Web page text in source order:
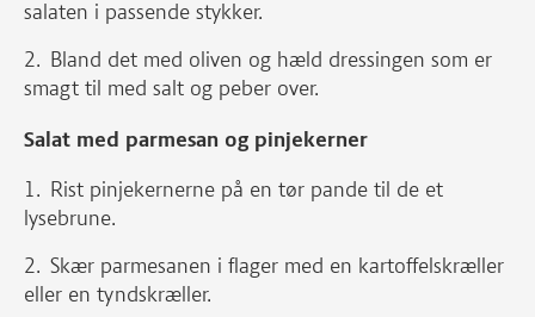
salaten i passende stykker.
Bland det med oliven og hæld dressingen som er
smagt til med salt og peber over.
Salat med parmesan og pinjekerner
Rist pinjekernerne på en tør pande til de et
lysebrune.
Skær parmesanen i flager med en kartoffelskræller
eller en tyndskræller.